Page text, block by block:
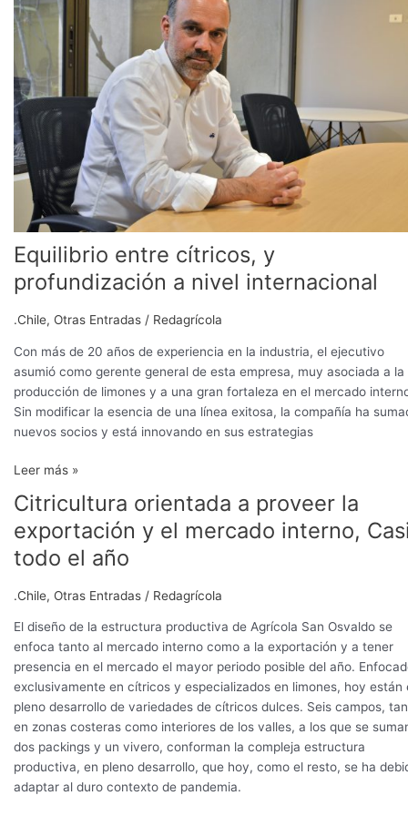
Equilibrio entre cítricos, y
profundización a nivel internacional
.Chile, Otras Entradas / Redagrícola
Con más de 20 años de experiencia en la industria, el ejecutivo
asumió como gerente general de esta empresa, muy asociada a la
producción de limones y a una gran fortaleza en el mercado
Sin modificar la esencia de una línea exitosa, la compañía ha
nuevos socios y está innovando en sus estrategias
cítricos,
y
profundización
nivel
internacional
Leer más »
Citricultura orientada a proveer la
exportación y el mercado interno,
todo el año
.Chile, Otras Entradas / Redagrícola
El diseño de la estructura productiva de Agrícola San Osvaldo se
enfoca tanto al mercado interno como a la exportación y a tener
presencia en el mercado el mayor periodo posible del año.
exclusivamente en cítricos y especializados en limones, hoy están
pleno desarrollo de variedades de cítricos dulces. Seis campos,
en zonas costeras como interiores de los valles, a los que se
dos packings y un vivero, conforman la compleja estructura
productiva, en pleno desarrollo, que hoy, como el resto, se ha
adaptar al duro contexto de pandemia.
Citricultura
a
proveer
exportación
y
mercado
interno,
Casi
el